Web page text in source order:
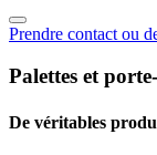
Prendre contact ou
Palettes et
De véritables